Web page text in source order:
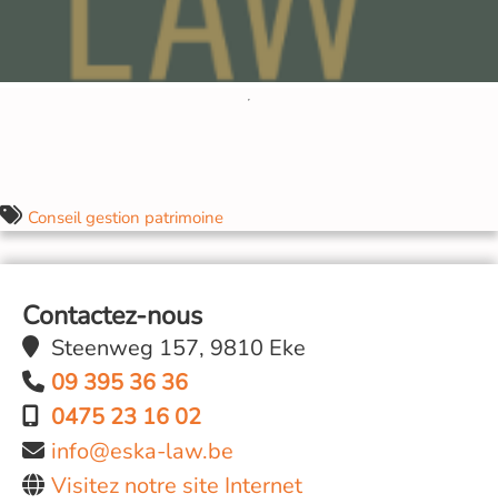
Conseil gestion patrimoine
Contactez-nous
Steenweg 157, 9810 Eke
09 395 36 36
0475 23 16 02
info@eska-law.be
Visitez notre site Internet